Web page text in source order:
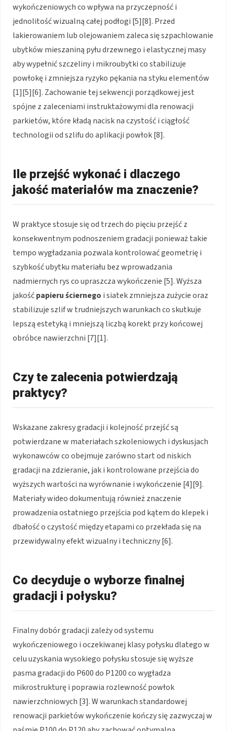
wykończeniowych co wpływa na przyczepność i
jednolitość wizualną całej podłogi [5][8]. Przed
lakierowaniem lub olejowaniem zaleca się szpachlowanie
ubytków mieszaniną pyłu drzewnego i elastycznej masy
aby wypełnić szczeliny i mikroubytki co stabilizuje
powłokę i zmniejsza ryzyko pękania na styku elementów
[1][5][6]. Zachowanie tej sekwencji porządkowej jest
spójne z zaleceniami instruktażowymi dla renowacji
parkietów, które kładą nacisk na czystość i ciągłość
technologii od szlifu do aplikacji powłok [8].
Ile przejść wykonać i dlaczego
jakość materiałów ma znaczenie?
W praktyce stosuje się od trzech do pięciu przejść z
konsekwentnym podnoszeniem gradacji ponieważ takie
tempo wygładzania pozwala kontrolować geometrię i
szybkość ubytku materiału bez wprowadzania
nadmiernych rys co upraszcza wykończenie [5]. Wyższa
jakośćpapieru ściernego i siatek zmniejsza zużycie oraz
stabilizuje szlif w trudniejszych warunkach co skutkuje
lepszą estetyką i mniejszą liczbą korekt przy końcowej
obróbce nawierzchni [7][1].
Czy te zalecenia potwierdzają
praktycy?
Wskazane zakresy gradacji i kolejność przejść są
potwierdzane w materiałach szkoleniowych i dyskusjach
wykonawców co obejmuje zarówno start od niskich
gradacji na zdzieranie, jak i kontrolowane przejścia do
wyższych wartości na wyrównanie i wykończenie [4][9].
Materiały wideo dokumentują również znaczenie
prowadzenia ostatniego przejścia pod kątem do klepek i
dbałość o czystość między etapami co przekłada się na
przewidywalny efekt wizualny i techniczny [6].
Co decyduje o wyborze finalnej
gradacji i połysku?
Finalny dobór gradacji zależy od systemu
wykończeniowego i oczekiwanej klasy połysku dlatego w
celu uzyskania wysokiego połysku stosuje się wyższe
pasma gradacji do P600 do P1200 co wygładza
mikrostrukturę i poprawia rozlewność powłok
nawierzchniowych [3]. W warunkach standardowej
renowacji parkietów wykończenie kończy się zazwyczaj w